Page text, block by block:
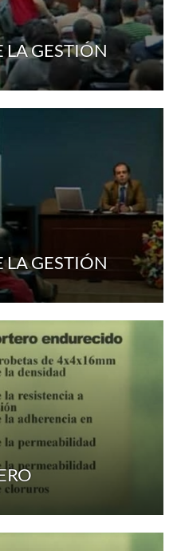
LA GESTIÓN
LA GESTIÓN